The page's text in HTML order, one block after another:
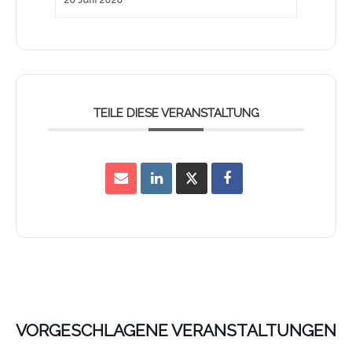
TEILE DIESE VERANSTALTUNG
VORGESCHLAGENE VERANSTALTUNGEN